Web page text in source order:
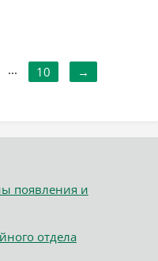
... 10 →
появления и
отдела